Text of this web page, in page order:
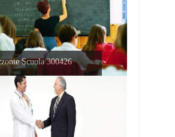
Scuola 300426